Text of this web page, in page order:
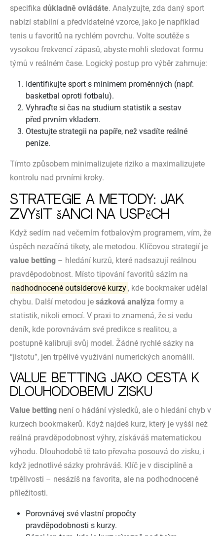
specifika důkladně ovládáte. Analyzujte, zda daný sport
nabízí stabilní a předvídatelné vzorce, jako je například
tenis u favoritů na rychlém povrchu. Volte soutěže s
vysokou frekvencí zápasů, abyste mohli sledovat formu
týmů v reálném čase. Logický postup pro výběr zahrnuje:
Identifikujte sport s minimem proměnných (např.
basketbal oproti fotbalu).
Vyhraďte si čas na studium statistik a sestav
před prvním vkladem.
Otestujte strategii na papíře, než vsadíte reálné
peníze.
Tímto způsobem minimalizujete riziko a maximalizujete
kontrolu nad prvními kroky.
Strategie a metody: Jak
zvýšit šanci na úspěch
Když sedím nad večerním fotbalovým programem, vím, že
úspěch nezačíná tikety, ale metodou. Klíčovou strategií je
value betting – hledání kurzů, které nadsazují reálnou
pravděpodobnost. Místo tipování favoritů sázím na
nadhodnocené outsiderové kurzy , kde bookmaker udělal
chybu. Další metodou je sázková analýza formy a
statistik, nikoli emocí. V praxi to znamená, že si vedu
deník, kde porovnávám své predikce s realitou, a
postupně kalibruji svůj model. Žádné rychlé sázky na
“jistotu”, jen trpělivé využívání numerických anomálií.
Value betting jako cesta k
dlouhodobému zisku
Value betting není o hádání výsledků, ale o hledání chyb v
kurzech bookmakerů. Když najdeš kurz, který je vyšší než
reálná pravděpodobnost výhry, získáváš matematickou
výhodu. Dlouhodobě tě tato převaha posouvá do zisku, i
když jednotlivé sázky prohráváš. Klíč je v disciplíně a
trpělivosti – nesázíš na favorita, ale na podhodnocené
příležitosti.
Porovnávej své vlastní propočty
pravděpodobnosti s kurzy.